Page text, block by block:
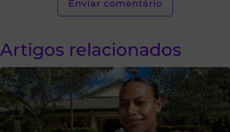
Artigos relacionados